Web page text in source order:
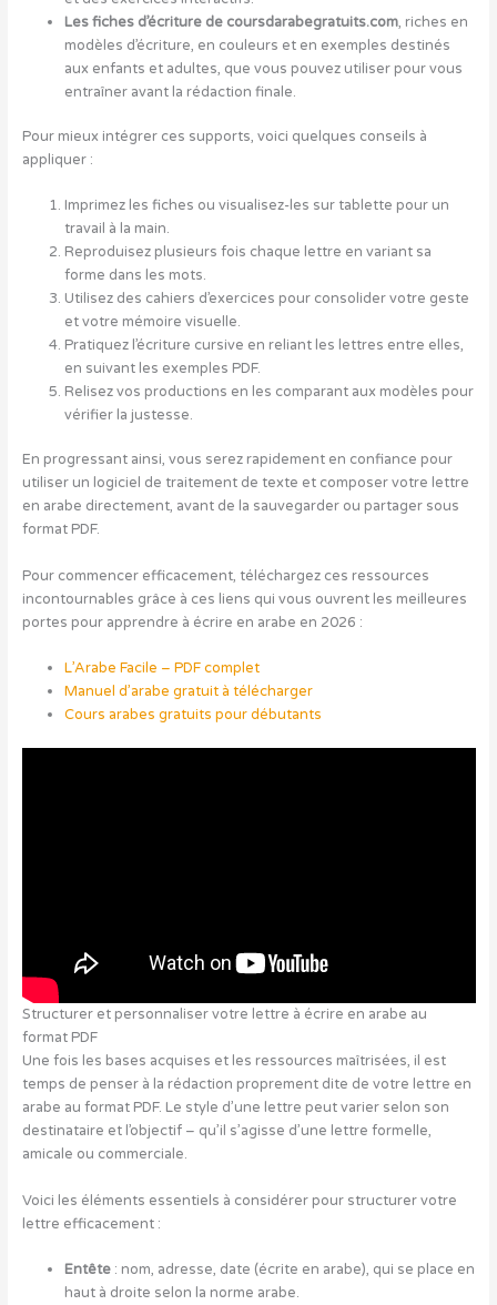
Les fiches d’écriture de coursdarabegratuits.com, riches en
modèles d’écriture, en couleurs et en exemples destinés
aux enfants et adultes, que vous pouvez utiliser pour vous
entraîner avant la rédaction finale.
Pour mieux intégrer ces supports, voici quelques conseils à
appliquer :
Imprimez les fiches ou visualisez-les sur tablette pour un
travail à la main.
Reproduisez plusieurs fois chaque lettre en variant sa
forme dans les mots.
Utilisez des cahiers d’exercices pour consolider votre geste
et votre mémoire visuelle.
Pratiquez l’écriture cursive en reliant les lettres entre elles,
en suivant les exemples PDF.
Relisez vos productions en les comparant aux modèles pour
vérifier la justesse.
En progressant ainsi, vous serez rapidement en confiance pour
utiliser un logiciel de traitement de texte et composer votre lettre
en arabe directement, avant de la sauvegarder ou partager sous
format PDF.
Pour commencer efficacement, téléchargez ces ressources
incontournables grâce à ces liens qui vous ouvrent les meilleures
portes pour apprendre à écrire en arabe en 2026 :
L’Arabe Facile – PDF complet
Manuel d’arabe gratuit à télécharger
Cours arabes gratuits pour débutants
Structurer et personnaliser votre lettre à écrire en arabe au
format PDF
Une fois les bases acquises et les ressources maîtrisées, il est
temps de penser à la rédaction proprement dite de votre lettre en
arabe au format PDF. Le style d’une lettre peut varier selon son
destinataire et l’objectif – qu’il s’agisse d’une lettre formelle,
amicale ou commerciale.
Voici les éléments essentiels à considérer pour structurer votre
lettre efficacement :
Entête: nom, adresse, date (écrite en arabe), qui se place en
haut à droite selon la norme arabe.